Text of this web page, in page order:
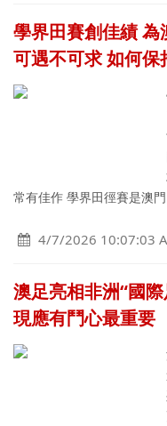
學界田賽創佳績
可遇不可求 如何保
常有佳作 學界田徑賽是澳門
4/7/2026 10:07:03
澳足亮相非洲“國
現應有鬥心最重要